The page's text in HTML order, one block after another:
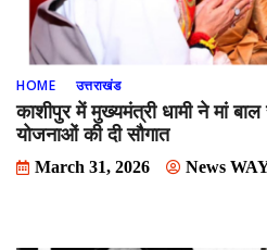
HOME उत्तराखंड
काशीपुर में मुख्यमंत्री धामी ने मां
योजनाओं की दी सौगात
March 31, 2026 News